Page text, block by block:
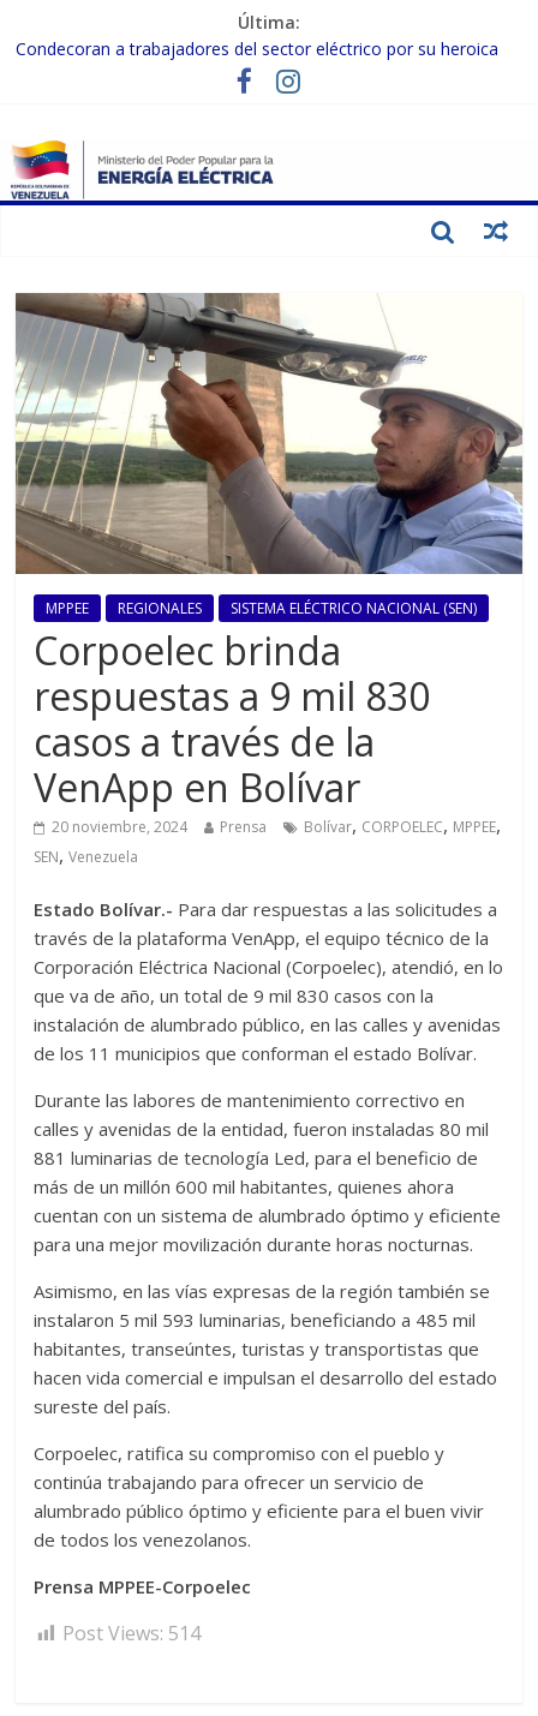
Última:
Condecoran a trabajadores del sector eléctrico por su heroica
labor tras el doble sismo del 24-J
Gobierno Nacional coordina acciones con el sector privado para
Inspeccionan trabajos de rehabilitación en instalaciones del SEN
en Carabobo
Gobierno Nacional activa plan preventivo para fortalecer el SEN
MPPEE REGIONALES SISTEMA ELÉCTRICO NACIONAL (SEN)
Corpoelec brinda
respuestas a 9 mil 830
casos a través de la
VenApp en Bolívar
20 noviembre, 2024 Prensa Bolívar, CORPOELEC, MPPEE,
SEN,Venezuela
Estado Bolívar.- Para dar respuestas a las solicitudes a
través de la plataforma VenApp, el equipo técnico de la
Corporación Eléctrica Nacional (Corpoelec), atendió, en lo
que va de año, un total de 9 mil 830 casos con la
instalación de alumbrado público, en las calles y avenidas
de los 11 municipios que conforman el estado Bolívar.
Durante las labores de mantenimiento correctivo en
calles y avenidas de la entidad, fueron instaladas 80 mil
881 luminarias de tecnología Led, para el beneficio de
más de un millón 600 mil habitantes, quienes ahora
cuentan con un sistema de alumbrado óptimo y eficiente
para una mejor movilización durante horas nocturnas.
Asimismo, en las vías expresas de la región también se
instalaron 5 mil 593 luminarias, beneficiando a 485 mil
habitantes, transeúntes, turistas y transportistas que
hacen vida comercial e impulsan el desarrollo del estado
sureste del país.
Corpoelec, ratifica su compromiso con el pueblo y
continúa trabajando para ofrecer un servicio de
alumbrado público óptimo y eficiente para el buen vivir
de todos los venezolanos.
Prensa MPPEE-Corpoelec
Post Views: 514